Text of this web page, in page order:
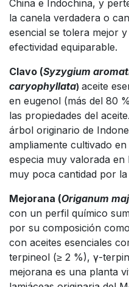
China e Indochina, y
la canela verdadera o
esencial se tolera mejor
efectividad equiparable.
Clavo (Syzygium
caryophyllata) aceite
en eugenol (más del 80
las propiedades del
árbol originario de
ampliamente cultivado
especia muy valorada
muy poca cantidad por
Mejorana (Origanum
con un perfil químico
por su composición
con aceites esenciales
terpineol (≥ 2 %), γ-
mejorana es una planta